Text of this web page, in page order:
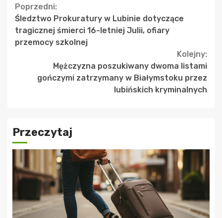
Continue
Reading
Poprzedni:
Śledztwo Prokuratury w Lubinie dotyczące
tragicznej śmierci 16-letniej Julii, ofiary
przemocy szkolnej
Kolejny:
Mężczyzna poszukiwany dwoma listami
gończymi zatrzymany w Białymstoku przez
lubińskich kryminalnych
Przeczytaj